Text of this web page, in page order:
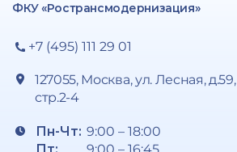
ФКУ «Ространсмодернизация»
+7 (495) 111 29 01
127055, Москва, ул. Лесная, д.59,
стр.2-4
Пн-Чт: 9:00 – 18:00